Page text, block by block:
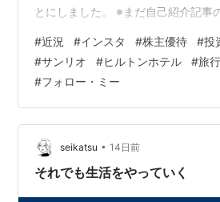
とにしました。 ※まだ自己紹介記事
最近の我が家のお得活動・旅行計画
ア！ ① 冬に「ヒルトンホテル」宿
ポイ活＆宿泊のためにコツコツとヒ
中💳✨ 今のペースでいけば、今年
ヒルトンホテルに泊まれそうです
GET！来年からハーモ…
#近況 #インスタ #株主優待 #投
#サンリオ #ヒルトンホテル #旅行
#フォロー・ミー
seikatsu • 14日前
それでも生活をやっていく